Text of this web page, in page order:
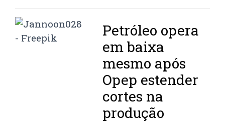
Petróleo opera
em baixa
mesmo após
Opep estender
cortes na
produção